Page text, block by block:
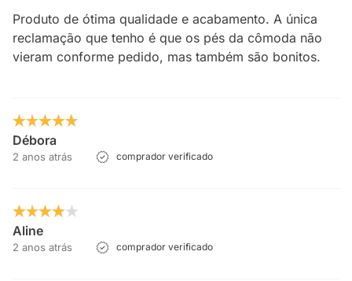
Produto de ótima qualidade e acabamento. A única
reclamação que tenho é que os pés da cômoda não
vieram conforme pedido, mas também são bonitos.
Débora
2 anos atrás comprador verificado
Aline
2 anos atrás comprador verificado